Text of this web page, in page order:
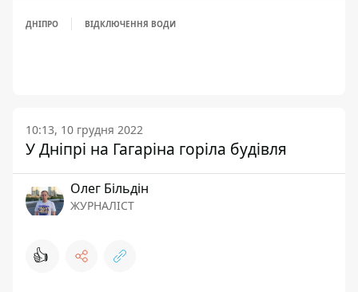
ДНІПРО ВІДКЛЮЧЕННЯ ВОДИ
10:13, 10 грудня 2022
У Дніпрі на Гагаріна горіла будівля
Олег Більдін
ЖУРНАЛІСТ
👍